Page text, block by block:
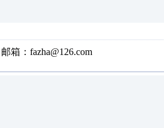
箱：fazha@126.com